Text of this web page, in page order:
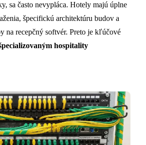
sa často nevypláca. Hotely majú úplne
špecifickú architektúru budov a
na recepčný softvér. Preto je kľúčové
hospitality